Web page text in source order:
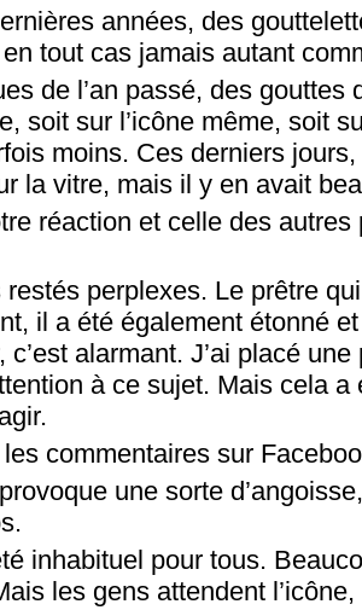
années, des
tout cas jamais autant
de l’an passé, des
soit sur l’icône même, soit
moins. Ces derniers jours,
la vitre, mais il y en avait
réaction et celle des
perplexes. Le prêtre
il a été également étonné
c’est alarmant. J’ai placé
à ce sujet. Mais cela
commentaires sur
une sorte
inhabituel pour tous.
les gens attendent